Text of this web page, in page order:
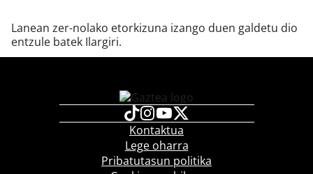
Lanean zer-nolako etorkizuna izango duen galdetu dio
entzule batek Ilargiri.
Kontaktua
Lege oharra
Pribatutasun politika